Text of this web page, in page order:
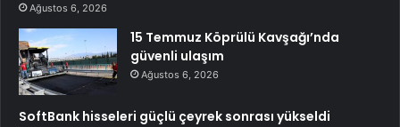
Ağustos 6, 2026
15 Temmuz Köprülü Kavşağı’nda
güvenli ulaşım
Ağustos 6, 2026
SoftBank hisseleri güçlü çeyrek sonrası yükseldi